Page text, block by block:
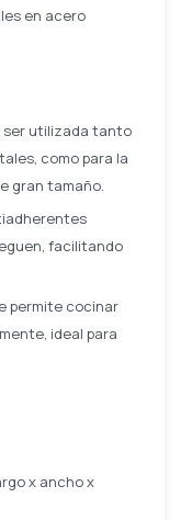
en acero
ser utilizada tanto
como para la
gran tamaño.
facilitando
permite cocinar
ideal para
x ancho x